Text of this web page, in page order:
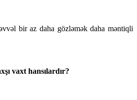
bir az daha gözləmək daha məntiqli
vaxt hansılardır?